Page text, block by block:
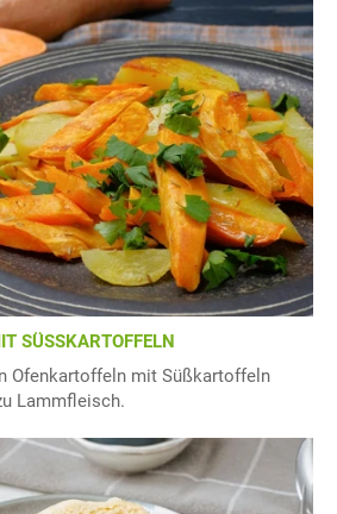
SÜSSKARTOFFELN
Ofenkartoffeln mit Süßkartoffeln
Lammfleisch.